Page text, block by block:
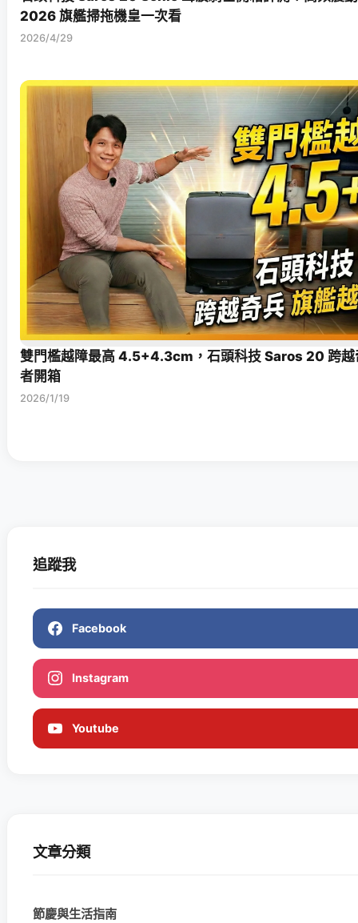
2026 旗艦掃拖機皇一次看
2026/4/29
雙門檻越障最高 4.5+4.3cm，石頭科技 Saros 20 跨越
者開箱
2026/1/19
追蹤我
Facebook
Instagram
Youtube
文章分類
節慶與生活指南